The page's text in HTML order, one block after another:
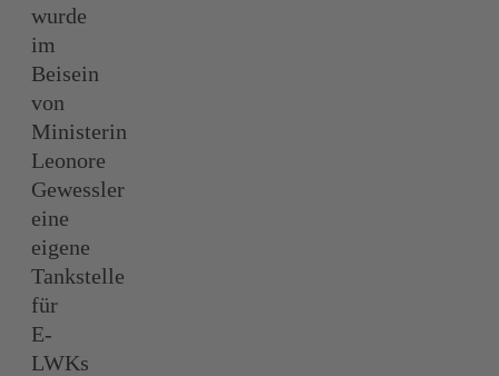
wurde
im
Beisein
von
Ministerin
Leonore
Gewessler
eine
eigene
Tankstelle
für
E-
LWKs